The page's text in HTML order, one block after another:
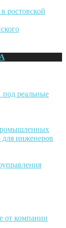
ростовской
под реальные
для инженеров
от компании